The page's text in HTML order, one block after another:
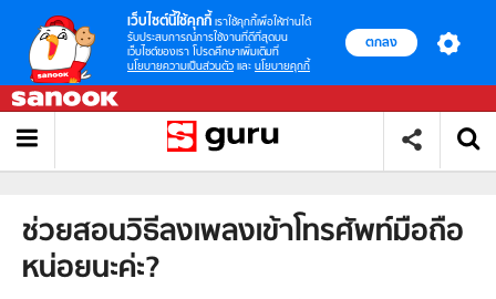
เว็บไซต์นี้ใช้คุกกี้ เราใช้คุกกี้เพื่อให้ท่านได้
รับประสบการณ์การใช้งานที่ดีที่สุดบน
เว็บไซต์ของเรา โปรดศึกษาเพิ่มเติมที่
นโยบายความเป็นส่วนตัว และ นโยบายคุกกี้
ตกลง
ช่วยสอนวิธีลงเพลงเข้าโทรศัพท์มือถือ
หน่อยนะค่ะ?